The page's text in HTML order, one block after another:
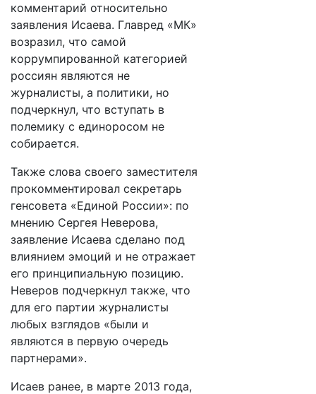
комментарий относительно
заявления Исаева. Главред «МК»
возразил, что самой
коррумпированной категорией
россиян являются не
журналисты, а политики, но
подчеркнул, что вступать в
полемику с единоросом не
собирается.
Также слова своего заместителя
прокомментировал секретарь
генсовета «Единой России»: по
мнению Сергея Неверова,
заявление Исаева сделано под
влиянием эмоций и не отражает
его принципиальную позицию.
Неверов подчеркнул также, что
для его партии журналисты
любых взглядов «были и
являются в первую очередь
партнерами».
Исаев ранее, в марте 2013 года,